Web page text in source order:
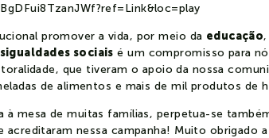
promover a vida, por meio da educação,
sociais é um compromisso para
que tiveram o apoio da nossa
de alimentos e mais de mil produtos de
à mesa de muitas famílias, perpetua-se
acreditaram nessa campanha! Muito obrigado